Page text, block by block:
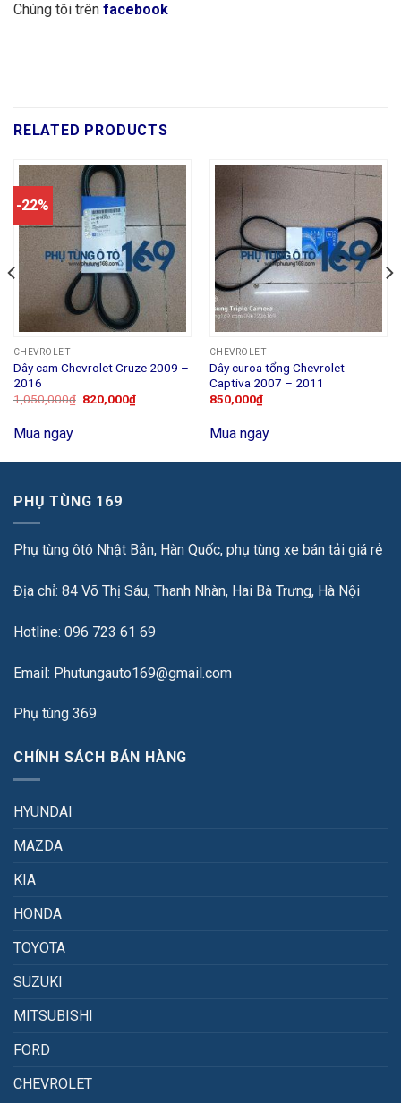
Chúng tôi trên facebook
RELATED PRODUCTS
-22%
CHEVROLET
Dây cam Chevrolet Cruze 2009 –
2016
1,050,000₫ 820,000₫
Mua ngay
CHEVROLET
Dây curoa tổng Chevrolet
Captiva 2007 – 2011
850,000₫
Mua ngay
PHỤ TÙNG 169
Phụ tùng ôtô Nhật Bản, Hàn Quốc, phụ tùng xe bán tải giá rẻ
Địa chỉ: 84 Võ Thị Sáu, Thanh Nhàn, Hai Bà Trưng, Hà Nội
Hotline: 096 723 61 69
Email: Phutungauto169@gmail.com
Phụ tùng 369
CHÍNH SÁCH BÁN HÀNG
HYUNDAI
MAZDA
KIA
HONDA
TOYOTA
SUZUKI
MITSUBISHI
FORD
CHEVROLET